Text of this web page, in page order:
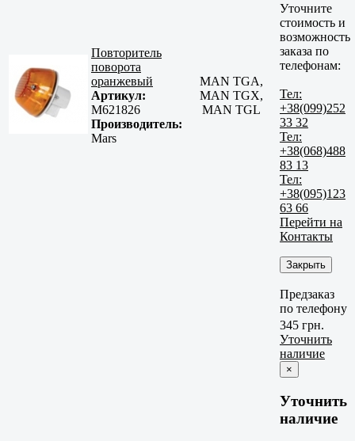
Повторитель
поворота
оранжевый
Артикул:
M621826
Производитель:
Mars
MAN TGA,
MAN TGX,
MAN TGL
Уточните
стоимость и
возможность
заказа по
телефонам:
Тел:
+38(099)252
33 32
Тел:
+38(068)488
83 13
Тел:
+38(095)123
63 66
Перейти на
Контакты
Закрыть
Предзаказ
по телефону
345 грн.
Уточнить
наличие
×
Уточнить
наличие